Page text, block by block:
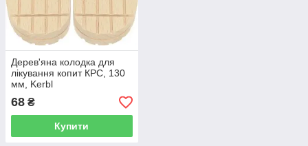
Дерев'яна колодка для
лікування копит КРС, 130
мм, Kerbl
68 ₴
Купити